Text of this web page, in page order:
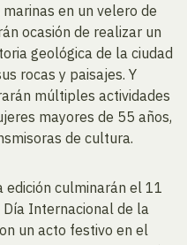
en un velero de
ocasión de realizar un
geológica de la ciudad
rocas y paisajes. Y
múltiples actividades
mayores de 55 años,
de cultura.
edición culminarán el 11
Internacional de la
un acto festivo en el